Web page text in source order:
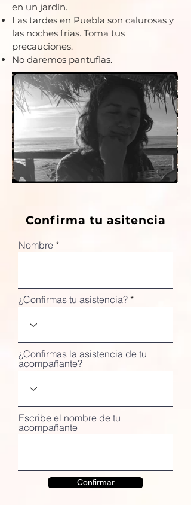
en un jardín.
Las tardes en Puebla son calurosas y
las noches frías. Toma tus
precauciones.
No daremos pantuflas.
Confirma tu asitencia
Nombre
¿Confirmas tu asistencia?
¿Confirmas la asistencia de tu
acompañante?
Escribe el nombre de tu
acompañante
Confirmar